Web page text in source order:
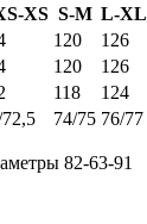
XS S-M L-XL
120
126
120
126
118
124
74/75 76/77
82-63-91